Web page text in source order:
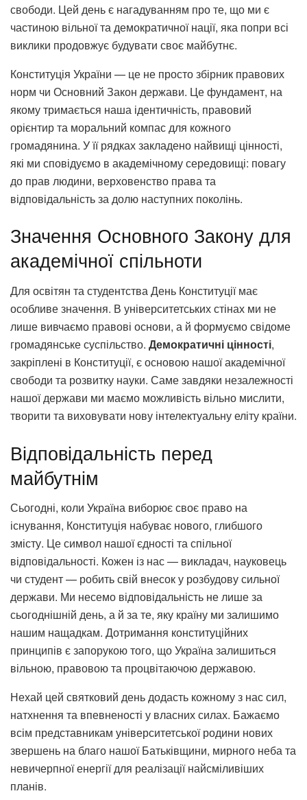
свободи. Цей день є нагадуванням про те, що ми є
частиною вільної та демократичної нації, яка попри всі
виклики продовжує будувати своє майбутнє.
Конституція України — це не просто збірник правових
норм чи Основний Закон держави. Це фундамент, на
якому тримається наша ідентичність, правовий
орієнтир та моральний компас для кожного
громадянина. У її рядках закладено найвищі цінності,
які ми сповідуємо в академічному середовищі: повагу
до прав людини, верховенство права та
відповідальність за долю наступних поколінь.
Значення Основного Закону для
академічної спільноти
Для освітян та студентства День Конституції має
особливе значення. В університетських стінах ми не
лише вивчаємо правові основи, а й формуємо свідоме
громадянське суспільство. Демократичні цінності,
закріплені в Конституції, є основою нашої академічної
свободи та розвитку науки. Саме завдяки незалежності
нашої держави ми маємо можливість вільно мислити,
творити та виховувати нову інтелектуальну еліту країни.
Відповідальність перед
майбутнім
Сьогодні, коли Україна виборює своє право на
існування, Конституція набуває нового, глибшого
змісту. Це символ нашої єдності та спільної
відповідальності. Кожен із нас — викладач, науковець
чи студент — робить свій внесок у розбудову сильної
держави. Ми несемо відповідальність не лише за
сьогоднішній день, а й за те, яку країну ми залишимо
нашим нащадкам. Дотримання конституційних
принципів є запорукою того, що Україна залишиться
вільною, правовою та процвітаючою державою.
Нехай цей святковий день додасть кожному з нас сил,
натхнення та впевненості у власних силах. Бажаємо
всім представникам університетської родини нових
звершень на благо нашої Батьківщини, мирного неба та
невичерпної енергії для реалізації найсміливіших
планів.